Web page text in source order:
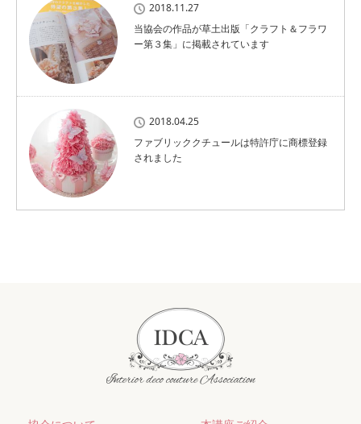
2018.11.27
当協会の作品が草土出版「クラフト＆フラワ
ー第３集」に掲載されています
2018.04.25
ファブリッククチュールは特許庁に商標登録
されました